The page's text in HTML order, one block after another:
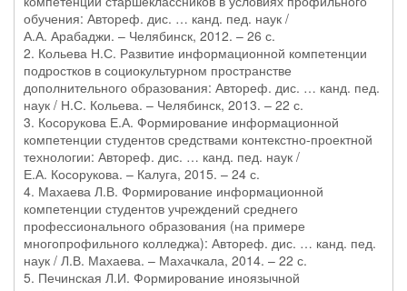
обучения: Автореф. дис. … канд. пед. наук /
А.А. Арабаджи. – Челябинск, 2012. – 26 с.
2. Кольева Н.С. Развитие информационной компетенции
подростков в социокультурном пространстве
дополнительного образования: Автореф. дис. … канд. пед.
наук / Н.С. Кольева. – Челябинск, 2013. – 22 с.
3. Косорукова Е.А. Формирование информационной
компетенции студентов средствами контекстно-проектной
технологии: Автореф. дис. … канд. пед. наук /
Е.А. Косорукова. – Калуга, 2015. – 24 с.
4. Махаева Л.В. Формирование информационной
компетенции студентов учреждений среднего
профессионального образования (на примере
многопрофильного колледжа): Автореф. дис. … канд. пед.
наук / Л.В. Махаева. – Махачкала, 2014. – 22 с.
5. Печинская Л.И. Формирование иноязычной